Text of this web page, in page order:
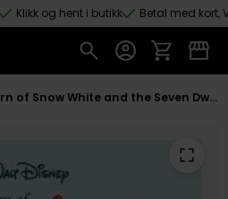
Klikk og hent i butikk Betal med kort,
The Return of Snow White and the Seven Dwarfs